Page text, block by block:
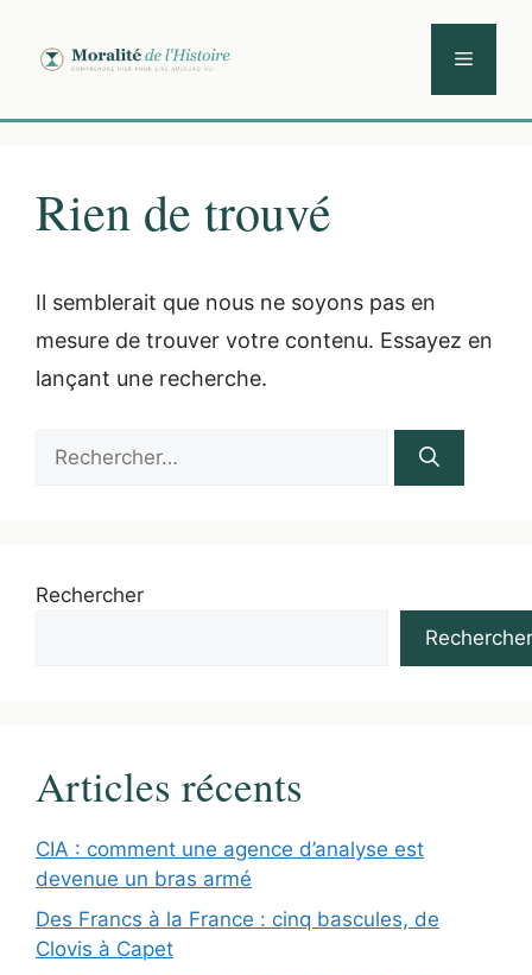
contenu
Menu
Rien de trouvé
Il semblerait que nous ne soyons pas en
mesure de trouver votre contenu. Essayez en
lançant une recherche.
Rechercher :
Rechercher
Rechercher
Articles récents
CIA : comment une agence d’analyse est
devenue un bras armé
Des Francs à la France : cinq bascules, de
Clovis à Capet